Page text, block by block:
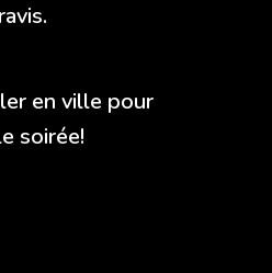
en ville pour
soirée!